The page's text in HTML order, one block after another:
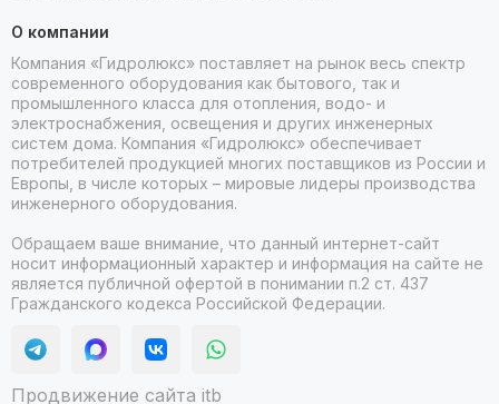
О компании
Компания «Гидролюкс» поставляет на рынок весь спектр
современного оборудования как бытового, так и
промышленного класса для отопления, водо- и
электроснабжения, освещения и других инженерных
систем дома. Компания «Гидролюкс» обеспечивает
потребителей продукцией многих поставщиков из России и
Европы, в числе которых – мировые лидеры производства
инженерного оборудования.
Обращаем ваше внимание, что данный интернет-сайт
носит информационный характер и информация на сайте не
является публичной офертой в понимании п.2 ст. 437
Гражданского кодекса Российской Федерации.
Продвижение сайта itb